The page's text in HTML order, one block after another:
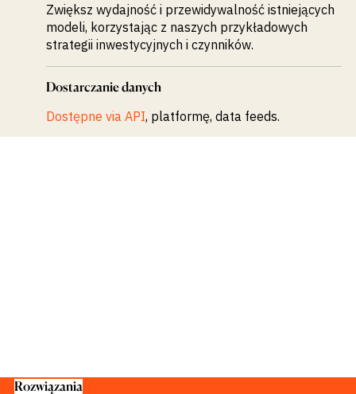
Zwiększ wydajność i przewidywalność istniejących
modeli, korzystając z naszych przykładowych
strategii inwestycyjnych i czynników.
Dostarczanie danych
Dostępne via API, platformę, data feeds.
Rozwiązania